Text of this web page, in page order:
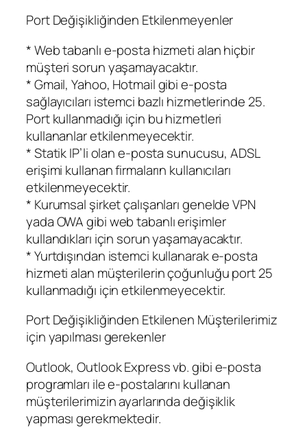
Port Değişikliğinden Etkilenmeyenler
* Web tabanlı e-posta hizmeti alan hiçbir
müşteri sorun yaşamayacaktır.
* Gmail, Yahoo, Hotmail gibi e-posta
sağlayıcıları istemci bazlı hizmetlerinde 25.
Port kullanmadığı için bu hizmetleri
kullananlar etkilenmeyecektir.
* Statik IP’li olan e-posta sunucusu, ADSL
erişimi kullanan firmaların kullanıcıları
etkilenmeyecektir.
* Kurumsal şirket çalışanları genelde VPN
yada OWA gibi web tabanlı erişimler
kullandıkları için sorun yaşamayacaktır.
* Yurtdışından istemci kullanarak e-posta
hizmeti alan müşterilerin çoğunluğu port 25
kullanmadığı için etkilenmeyecektir.
Port Değişikliğinden Etkilenen Müşterilerimiz
için yapılması gerekenler
Outlook, Outlook Express vb. gibi e-posta
programları ile e-postalarını kullanan
müşterilerimizin ayarlarında değişiklik
yapması gerekmektedir.